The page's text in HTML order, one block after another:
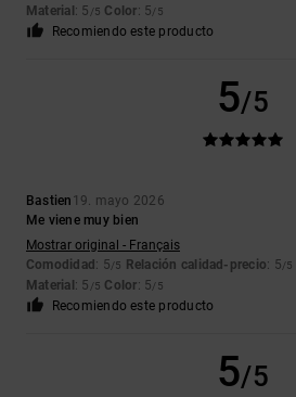
Material : 5 /5 Color: 5/5
Recomiendo este producto
5/5
Bastien 19. mayo 2026
Me viene muy bien
Mostrar original - Français
Comodidad : 5/5 Relación calidad-precio: 5/5
Material : 5 /5 Color: 5/5
Recomiendo este producto
5/5